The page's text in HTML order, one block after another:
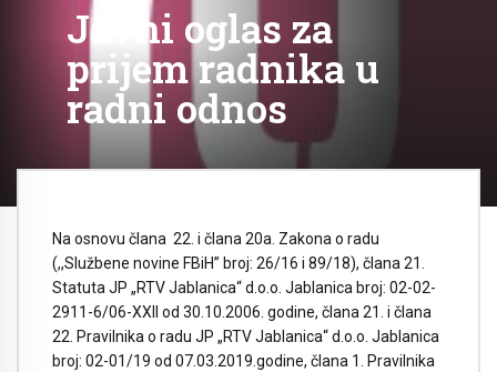
Javni oglas za
prijem radnika u
radni odnos
Na osnovu člana 22. i člana 20a. Zakona o radu
(,,Službene novine FBiH” broj: 26/16 i 89/18), člana 21.
Statuta JP „RTV Jablanica“ d.o.o. Jablanica broj: 02-02-
2911-6/06-XXII od 30.10.2006. godine, člana 21. i člana
22. Pravilnika o radu JP „RTV Jablanica“ d.o.o. Jablanica
broj: 02-01/19 od 07.03.2019.godine, člana 1. Pravilnika